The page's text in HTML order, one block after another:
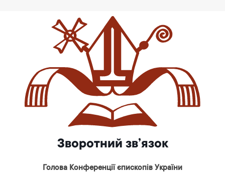
Зворотний зв’язок
Голова Конференції єпископів України